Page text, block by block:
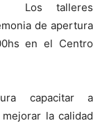
Los talleres
de apertura
en el Centro
capacitar a
la calidad